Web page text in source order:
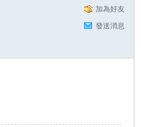
加為好友
發送消息